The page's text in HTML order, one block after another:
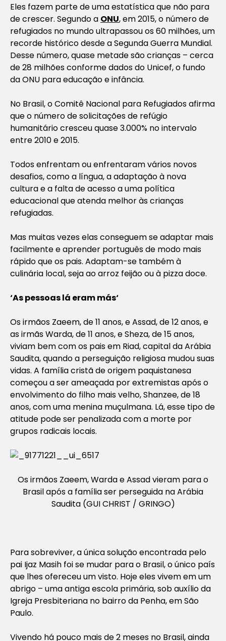
Eles fazem parte de uma estatística que não para
de crescer. Segundo a ONU, em 2015, o número de
refugiados no mundo ultrapassou os 60 milhões, um
recorde histórico desde a Segunda Guerra Mundial.
Desse número, quase metade são crianças – cerca
de 28 milhões conforme dados do Unicef, o fundo
da ONU para educação e infância.
No Brasil, o Comitê Nacional para Refugiados afirma
que o número de solicitações de refúgio
humanitário cresceu quase 3.000% no intervalo
entre 2010 e 2015.
Todos enfrentam ou enfrentaram vários novos
desafios, como a língua, a adaptação à nova
cultura e a falta de acesso a uma política
educacional que atenda melhor às crianças
refugiadas.
Mas muitas vezes elas conseguem se adaptar mais
facilmente e aprender português de modo mais
rápido que os pais. Adaptam-se também à
culinária local, seja ao arroz feijão ou à pizza doce.
‘As pessoas lá eram más‘
Os irmãos Zaeem, de 11 anos, e Assad, de 12 anos, e
as irmãs Warda, de 11 anos, e Sheza, de 15 anos,
viviam bem com os pais em Riad, capital da Arábia
Saudita, quando a perseguição religiosa mudou suas
vidas. A família cristã de origem paquistanesa
começou a ser ameaçada por extremistas após o
envolvimento do filho mais velho, Shanzee, de 18
anos, com uma menina muçulmana. Lá, esse tipo de
atitude pode ser penalizada com a morte por
grupos radicais locais.
Os irmãos Zaeem, Warda e Assad vieram para o
Brasil após a família ser perseguida na Arábia
Saudita (GUI CHRIST / GRINGO)
Para sobreviver, a única solução encontrada pelo
pai Ijaz Masih foi se mudar para o Brasil, o único país
que lhes ofereceu um visto. Hoje eles vivem em um
abrigo – uma antiga escola primária, sob auxílio da
Igreja Presbiteriana no bairro da Penha, em São
Paulo.
Vivendo há pouco mais de 2 meses no Brasil, ainda